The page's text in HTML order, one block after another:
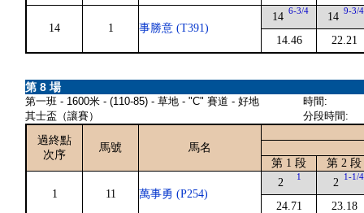
14 1 事勝意 (T391)
14 6-3/4
14.46
14 9-3/4
22.21
第 8 場
第一班 - 1600米 - (110-85) - 草地 - "C" 賽道 - 好地
其士盃（讓賽）
時間:
分段時間:
過終點
次序
馬號
馬名
第 1 段
第 2 段
1 11 萬事勇 (P254)
2 1
24.71
2 1-1/4
23.18